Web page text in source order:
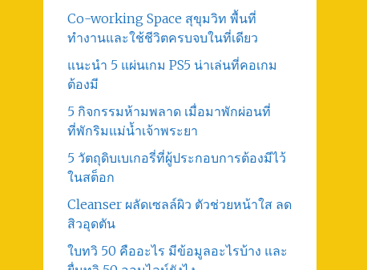
Co-working Space สุขุมวิท พื้นที่
ทำงานและใช้ชีวิตครบจบในที่เดียว
แนะนำ 5 แผ่นเกม PS5 น่าเล่นที่คอเกม
ต้องมี
5 กิจกรรมห้ามพลาด เมื่อมาพักผ่อนที่
ที่พักริมแม่น้ำเจ้าพระยา
5 วัตถุดิบเบเกอรี่ที่ผู้ประกอบการต้องมีไว้
ในสต็อก
Cleanser ผลัดเซลล์ผิว ตัวช่วยหน้าใส ลด
สิวอุดตัน
ใบทวิ 50 คืออะไร มีข้อมูลอะไรบ้าง และ